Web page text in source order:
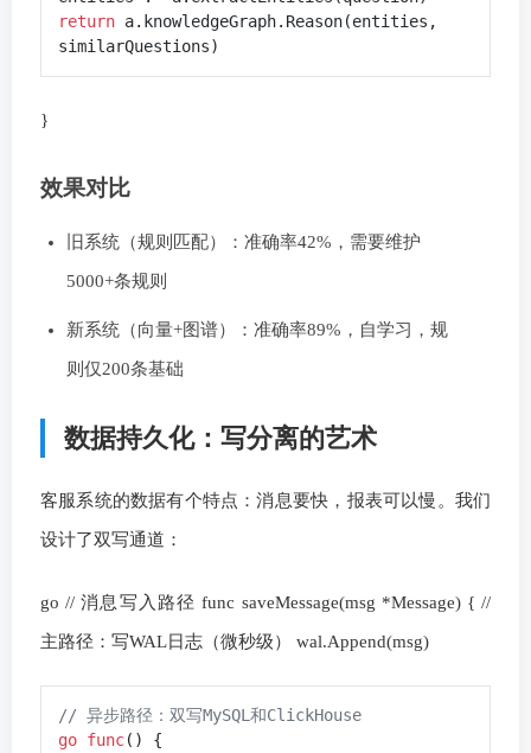
return a.knowledgeGraph.Reason(entities,
}
效果对比
旧系统（规则匹配）：准确率42%，需要维护
5000+条规则
新系统（向量+图谱）：准确率89%，自学习，规
则仅200条基础
数据持久化：写分离的艺术
客服系统的数据有个特点：消息要快，报表可以慢。我们
设计了双写通道：
go // 消息写入路径 func saveMessage(msg *Message) { //
主路径：写WAL日志（微秒级） wal.Append(msg)
// 异步路径：双写MySQL和ClickHouse
go func()
{